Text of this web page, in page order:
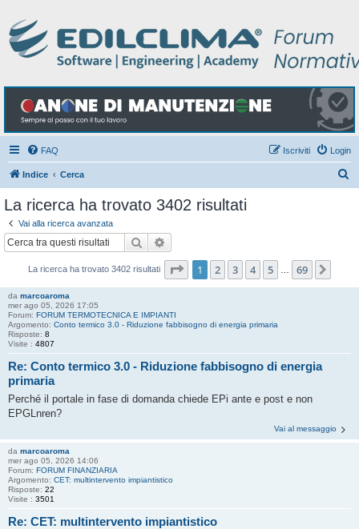
FAQ Login
Iscriviti
Indice Cerca
La ricerca ha trovato 3402 risultati
Vai alla ricerca avanzata
Cerca
La ricerca ha trovato 3402 risultati Pagina di 69
1 2 3 4 5 69
da marcoaroma
mer ago 05, 2026 17:05
Forum: FORUM TERMOTECNICA E IMPIANTI
Argomento: Conto termico 3.0 - Riduzione fabbisogno di energia primaria
Risposte: 8
Visite : 4807
Re: Conto termico 3.0 - Riduzione fabbisogno di energia
primaria
Perché il portale in fase di domanda chiede EPi ante e post e non
EPGLnren?
Vai al messaggio
da marcoaroma
mer ago 05, 2026 14:06
Forum: FORUM FINANZIARIA
Argomento: CET: multintervento impiantistico
Risposte: 22
Visite : 3501
Re: CET: multintervento impiantistico